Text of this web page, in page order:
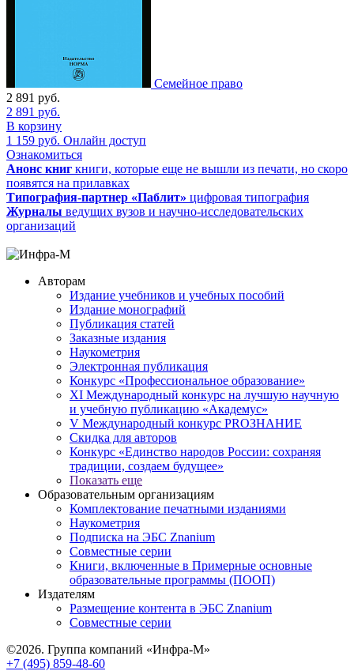
Семейное право
2 891 руб.
2 891 руб.
В корзину
1 159 руб. Онлайн доступ
Ознакомиться
Анонс книг книги, которые еще не вышли из печати, но скоро
появятся на прилавках
Типография-партнер «Паблит» цифровая типография
Журналы ведущих вузов и научно-исследовательских
организаций
Авторам
Издание учебников и учебных пособий
Издание монографий
Публикация статей
Заказные издания
Наукометрия
Электронная публикация
Конкурс «Профессиональное образование»
XI Международный конкурс на лучшую научную
и учебную публикацию «Академус»
V Международный конкурс PROЗНАНИЕ
Скидка для авторов
Конкурс «Единство народов России: сохраняя
традиции, создаем будущее»
Показать еще
Образовательным организациям
Комплектование печатными изданиями
Наукометрия
Подписка на ЭБС Znanium
Совместные серии
Книги, включенные в Примерные основные
образовательные программы (ПООП)
Издателям
Размещение контента в ЭБС Znanium
Совместные серии
©2026. Группа компаний «Инфра-М»
+7 (495) 859-48-60